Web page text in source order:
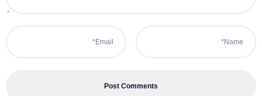
Post Comments